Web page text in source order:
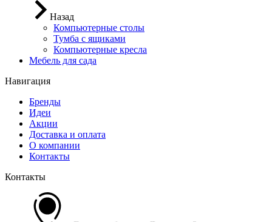
Назад
Компьютерные столы
Тумба с ящиками
Компьютерные кресла
Мебель для сада
Навигация
Бренды
Идеи
Акции
Доставка и оплата
О компании
Контакты
Контакты